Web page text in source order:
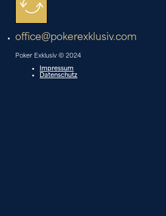
office@pokerexklusiv.com
Poker Exklusiv © 2024
Impressum
Datenschutz